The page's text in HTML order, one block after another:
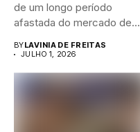
de um longo período
afastada do mercado de...
BYLAVINIA DE FREITAS
JULHO 1, 2026